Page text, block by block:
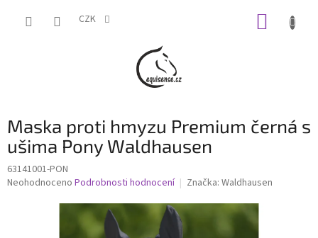
CZK
Maska proti hmyzu Premium černá s
ušima Pony Waldhausen
63141001-PON
Průměrné
Neohodnoceno Podrobnosti hodnocení Značka: Waldhausen